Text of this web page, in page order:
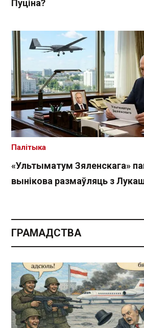
Пуціна?
«Ультыматум Зяленскага»
вынікова размаўляць з
Палітыка
ГРАМАДСТВА